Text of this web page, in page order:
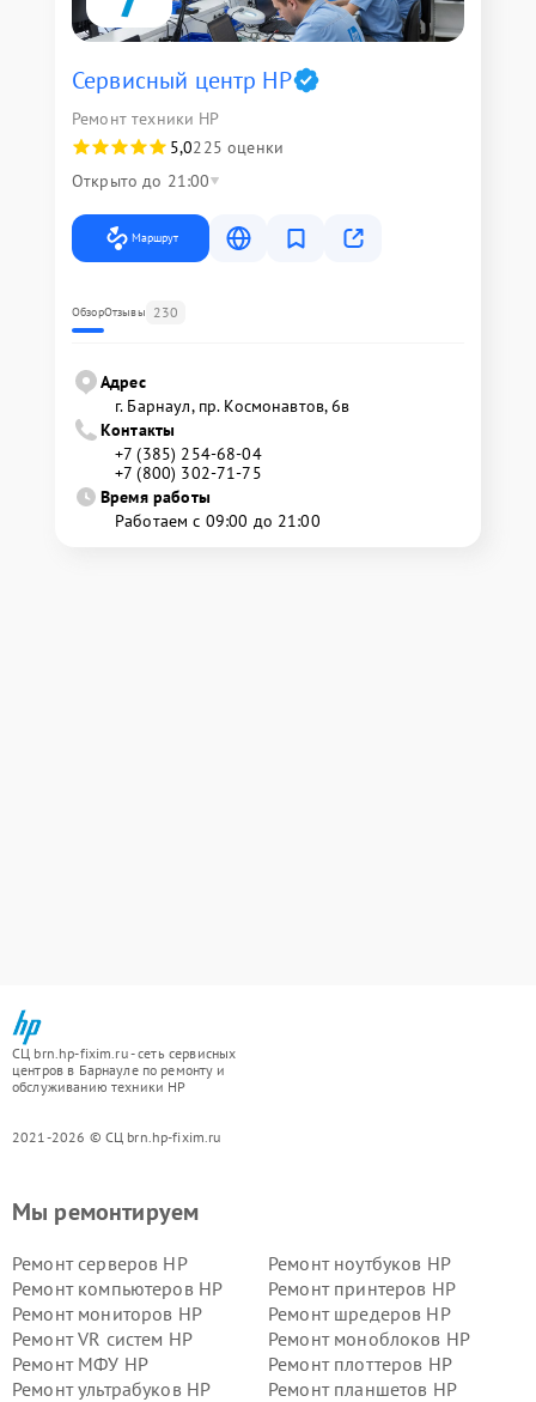
Сервисный центр HP
Ремонт техники HP
5,0225 оценки
Открыто до 21:00
Маршрут
ОбзорОтзывы 230
Адрес
г. Барнаул, ​пр. Космонавтов, 6в
Контакты
+7 (385) 254-68-04
+7 (800) 302-71-75
Время работы
Работаем с 09:00 до 21:00
СЦ brn.hp-fixim.ru - сеть сервисных
центров в Барнауле по ремонту и
обслуживанию техники HP
2021-2026 © СЦ brn.hp-fixim.ru
Мы ремонтируем
Ремонт серверов HP
Ремонт ноутбуков HP
Ремонт компьютеров HP
Ремонт принтеров HP
Ремонт мониторов HP
Ремонт шредеров HP
Ремонт VR систем HP
Ремонт моноблоков HP
Ремонт МФУ HP
Ремонт плоттеров HP
Ремонт ультрабуков HP
Ремонт планшетов HP